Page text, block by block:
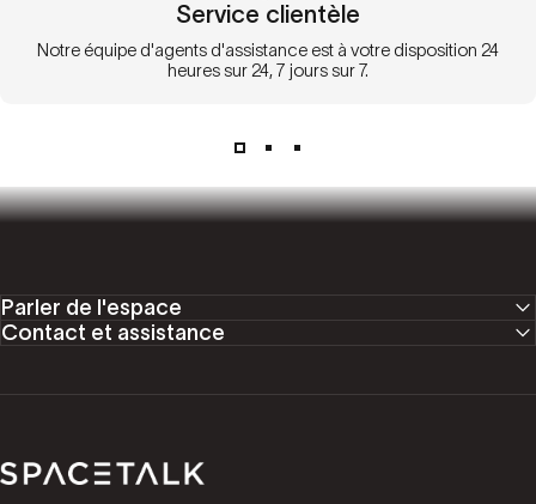
Service clientèle
Notre équipe d'agents d'assistance est à votre disposition 24
heures sur 24, 7 jours sur 7.
Parler de l'espace
Contact et assistance
Parler de l'espace